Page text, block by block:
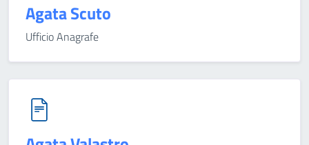
Agata Scuto
Ufficio Anagrafe